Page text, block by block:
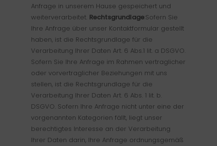
Anfrage in unserem Hause gespeichert und
weiterverarbeitet. Rechtsgrundlage:Sofern Sie
Ihre Anfrage über unser Kontaktformular gestellt
haben, ist die Rechtsgrundlage für die
Verarbeitung Ihrer Daten Art. 6 Abs.1 lit. a DSGVO.
Sofern Sie Ihre Anfrage im Rahmen vertraglicher
oder vorvertraglicher Beziehungen mit uns
stellen, ist die Rechtsgrundlage für die
Verarbeitung Ihrer Daten Art. 6 Abs. 1 lit. b.
DSGVO. Sofern Ihre Anfrage nicht unter eine der
vorgenannten Kategorien fällt, liegt unser
berechtigtes Interesse an der Verarbeitung
Ihrer Daten darin, Ihre Anfrage ordnungsgemäß